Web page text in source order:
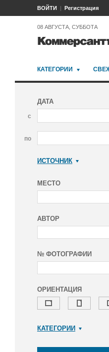
ВОЙТИ Регистрация
08 АВГУСТА, СУББОТА
КАТЕГОРИИ
ДАТА
с
по
ИСТОЧНИК
МЕСТО
АВТОР
№ ФОТОГРАФИИ
ОРИЕНТАЦИЯ
КАТЕГОРИИ